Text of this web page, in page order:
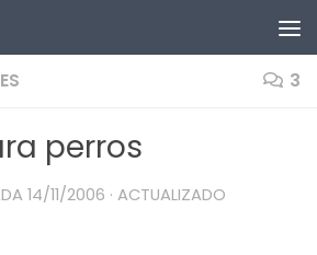
3
perros
14/11/2006 · ACTUALIZADO